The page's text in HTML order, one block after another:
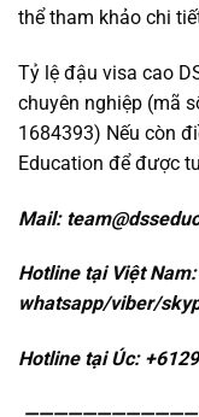
thể tham khảo chi
Tỷ lệ đậu visa cao
chuyên nghiệp (mã
1684393) Nếu còn
Education để được
Mail:
Hotline tại Việt
whatsapp/viber/
Hotline tại Úc: